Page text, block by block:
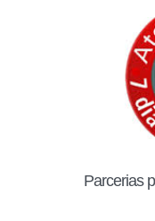
Parcerias